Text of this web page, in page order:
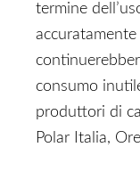
termine
consumo
produttori di
Polar Italia,